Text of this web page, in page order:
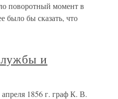
поворотный момент в
было бы сказать, что
и
1856 г. граф К. В.